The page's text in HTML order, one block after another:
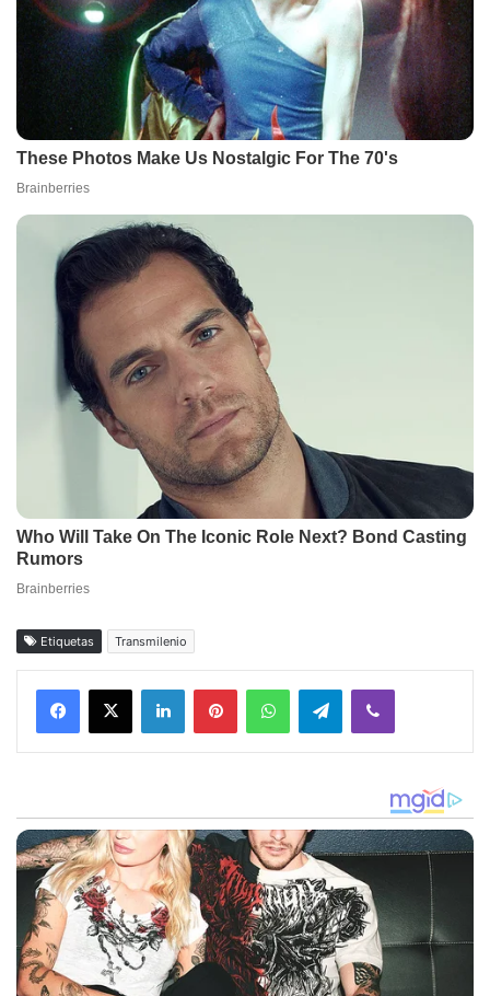
Etiquetas Transmilenio
Facebook
X LinkedInPinterestWhatsAppTelegramViber